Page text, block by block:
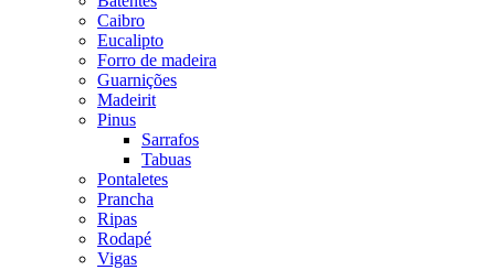
Caibro
Eucalipto
Forro de madeira
Guarnições
Madeirit
Pinus
Sarrafos
Tabuas
Pontaletes
Prancha
Ripas
Rodapé
Vigas